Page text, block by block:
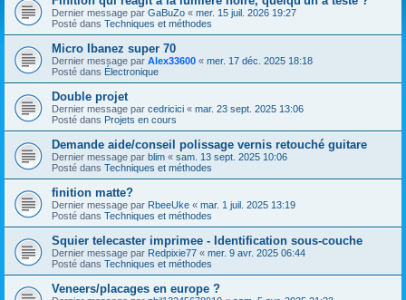
Dernier message par GaBuZo « mer. 15 juil. 2026 19:27
Posté dans Techniques et méthodes
Micro Ibanez super 70
Dernier message par Alex33600 « mer. 17 déc. 2025 18:18
Posté dans Électronique
Double projet
Dernier message par cedricici « mar. 23 sept. 2025 13:06
Posté dans Projets en cours
Demande aide/conseil polissage vernis retouché guitare
Dernier message par blim « sam. 13 sept. 2025 10:06
Posté dans Techniques et méthodes
finition matte?
Dernier message par RbeeUke « mar. 1 juil. 2025 13:19
Posté dans Techniques et méthodes
Squier telecaster imprimee - Identification sous-couche
Dernier message par Redpixie77 « mer. 9 avr. 2025 06:44
Posté dans Techniques et méthodes
Veneers/placages en europe ?